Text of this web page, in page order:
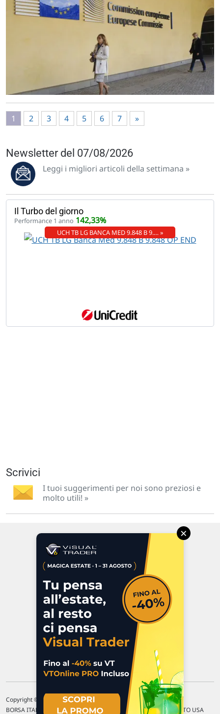
1 2 3 4 5 6 7 »
Newsletter del 07/08/2026
Leggi i migliori articoli della settimana »
Il Turbo del giorno
Performance 1 anno 142,33%
UCH TB LG BANCA MED 9.848 B 9.… »
Scrivici
I tuoi suggerimenti per noi sono preziosi e
molto utili! »
47923 Rimini
P.IVA 02 452 460 401
Chi siamo
Commenti e segnalazioni
Contattaci
Copyright © 1996-2026 Traderlink Italia s.r.l.
BORSA ITALIANA Quotazioni di borsa differite di 15 min. / MERCATO USA
×